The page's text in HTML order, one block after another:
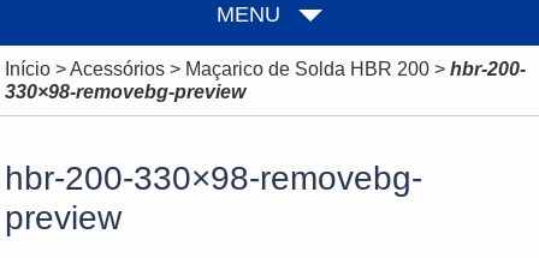
MENU
Início>Acessórios> Maçarico de Solda HBR 200> hbr-200-
330×98-removebg-preview
hbr-200-330×98-removebg-
preview